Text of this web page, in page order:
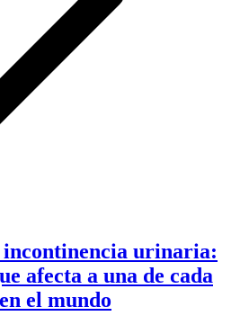
incontinencia urinaria:
afecta a una de cada
el mundo